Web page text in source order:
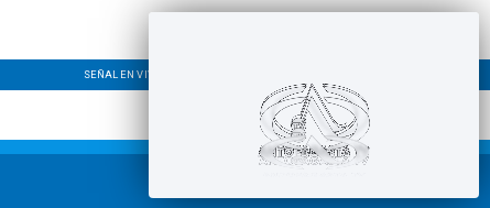
SEÑAL EN VIVO